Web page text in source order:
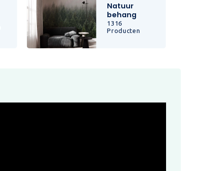
Natuur
behang
1316
Producten